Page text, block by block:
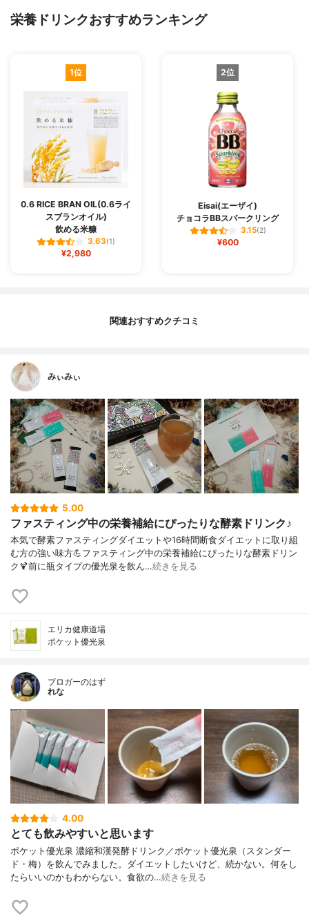
栄養ドリンクおすすめランキング
1位
0.6 RICE BRAN OIL(0.6ライ
スブランオイル)
飲める米糠
3.63(1)
¥2,980
2位
Eisai(エーザイ)
チョコラBBスパークリング
3.15(2)
¥600
関連おすすめクチコミ
みぃみぃ
5.00
ファスティング中の栄養補給にぴったりな酵素ドリンク♪
本気で酵素ファスティングダイエットや16時間断食ダイエットに取り組
む方の強い味方💪ファスティング中の栄養補給にぴったりな酵素ドリン
ク🍹前に瓶タイプの優光泉を飲ん…続きを見る
エリカ健康道場
ポケット優光泉
ブロガーのはず
れな
4.00
とても飲みやすいと思います
ポケット優光泉 濃縮和漢発酵ドリンク／ポケット優光泉（スタンダー
ド・梅）を飲んでみました。ダイエットしたいけど、続かない。何をし
たらいいのかもわからない。食欲の…続きを見る